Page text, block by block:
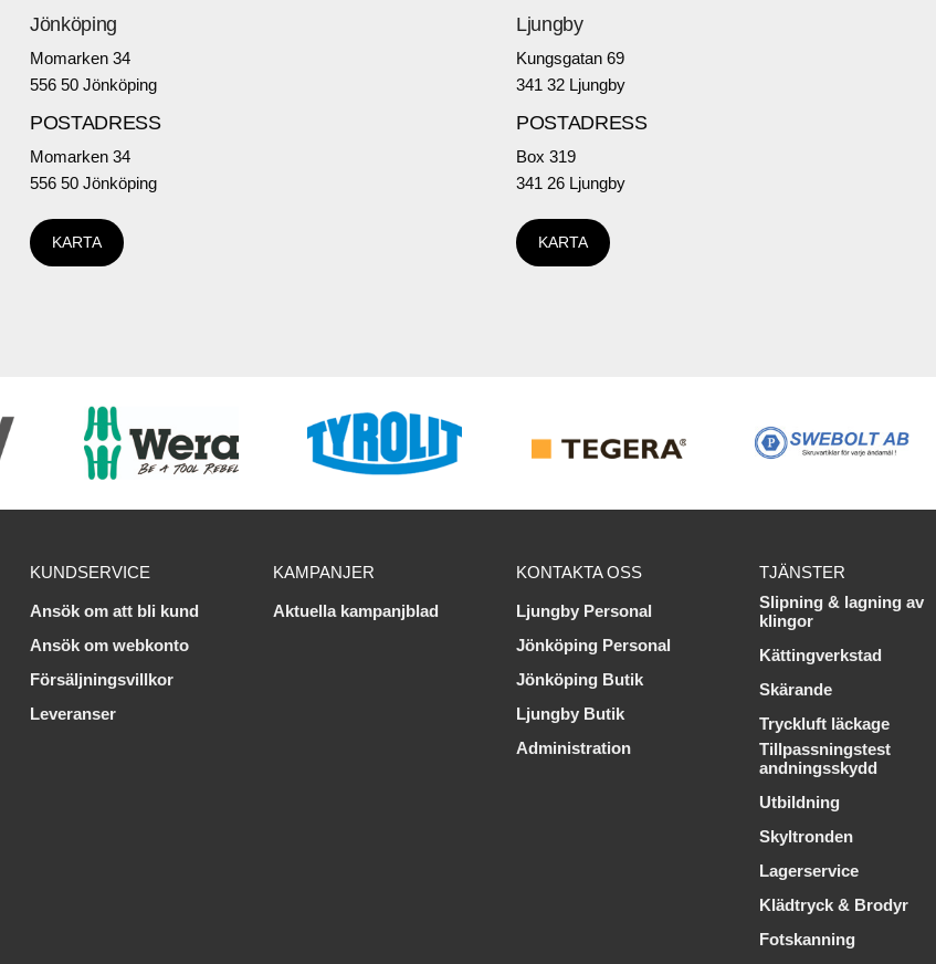
Jönköping
Momarken 34
556 50 Jönköping
POSTADRESS
Momarken 34
556 50 Jönköping
KARTA
Ljungby
Kungsgatan 69
341 32 Ljungby
POSTADRESS
Box 319
341 26 Ljungby
KARTA
KUNDSERVICE
Ansök om att bli kund
Ansök om webkonto
Försäljningsvillkor
Leveranser
KAMPANJER
Aktuella kampanjblad
KONTAKTA OSS
Ljungby Personal
Jönköping Personal
Jönköping Butik
Ljungby Butik
Administration
TJÄNSTER
Slipning & lagning av
klingor
Kättingverkstad
Skärande
Tryckluft läckage
Tillpassningstest
andningsskydd
Utbildning
Skyltronden
Lagerservice
Klädtryck & Brodyr
Fotskanning